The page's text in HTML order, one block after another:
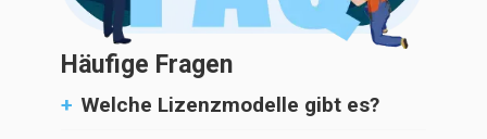
Häufige Fragen
+ Welche Lizenzmodelle gibt es?